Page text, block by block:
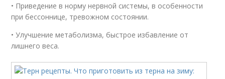
• Приведение в норму нервной системы, в особенности
при бессоннице, тревожном состоянии.
• Улучшение метаболизма, быстрое избавление от
лишнего веса.